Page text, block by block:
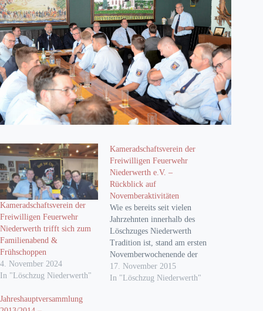
Kameradschaftsverein der
Freiwilligen Feuerwehr
Niederwerth trifft sich zum
Familienabend &
Frühschoppen
4. November 2024
In "Löschzug Niederwerth"
Kameradschaftsverein der
Freiwilligen Feuerwehr
Niederwerth e.V. –
Rückblick auf
Novemberaktivitäten
Wie es bereits seit vielen
Jahrzehnten innerhalb des
Löschzuges Niederwerth
Tradition ist, stand am ersten
Novemberwochenende der
Familienabend sowie der sich
am nächsten Tag
17. November 2015
In "Löschzug Niederwerth"
Jahreshauptversammlung